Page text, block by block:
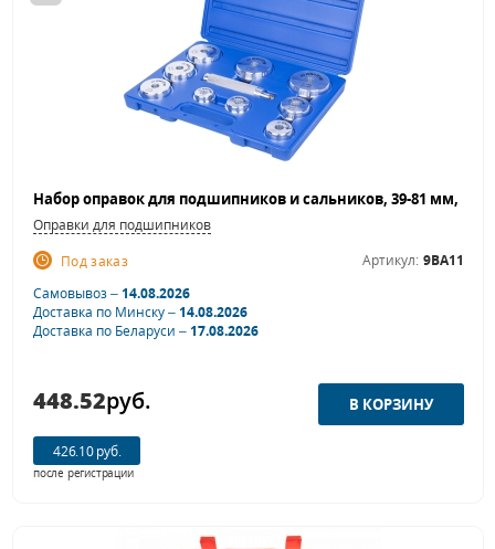
Оправки для подшипников
Под заказ
Артикул: 9BA11
Самовывоз –14.08.2026
Доставка по Минску –14.08.2026
Доставка по Беларуси –17.08.2026
448.52руб.
426.10 руб.
после регистрации